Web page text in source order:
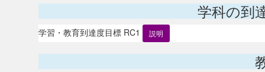
学科の到
学習・教育到達度目標 RC1 説明